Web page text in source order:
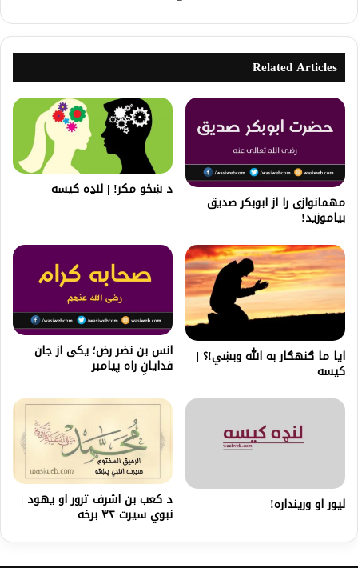
Related Articles
مهمانوازی را از ابوبکر صدیق
بیاموزید!
د ښځو مکر! | لنډه کیسه
ایا ما ګنهګار به الله وبښي!؟ |
کیسه
انس بن نضر رض؛ یکی از جان
فدایانِ راه پیامبر
لیور او ورینداره! د كعب بن اشرف ترور او یهود |
نبوي سیرت ۳۲ برخه